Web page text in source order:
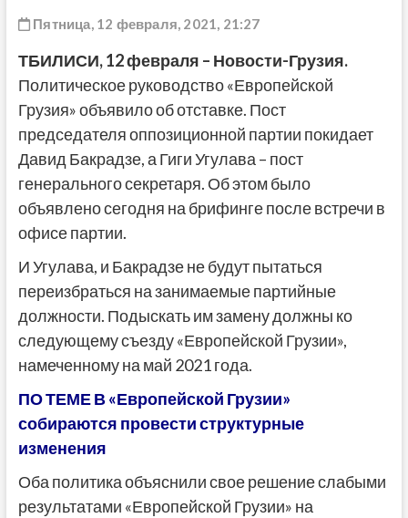
Пятница, 12 февраля, 2021, 21:27
ТБИЛИСИ, 12 февраля – Новости-Грузия.
Политическое руководство «Европейской
Грузия» объявило об отставке. Пост
председателя оппозиционной партии покидает
Давид Бакрадзе, а Гиги Угулава – пост
генерального секретаря. Об этом было
объявлено сегодня на брифинге после встречи в
офисе партии.
И Угулава, и Бакрадзе не будут пытаться
переизбраться на занимаемые партийные
должности. Подыскать им замену должны ко
следующему съезду «Европейской Грузии»,
намеченному на май 2021 года.
ПО ТЕМЕ В «Европейской Грузии»
собираются провести структурные
изменения
Оба политика объяснили свое решение слабыми
результатами «Европейской Грузии» на